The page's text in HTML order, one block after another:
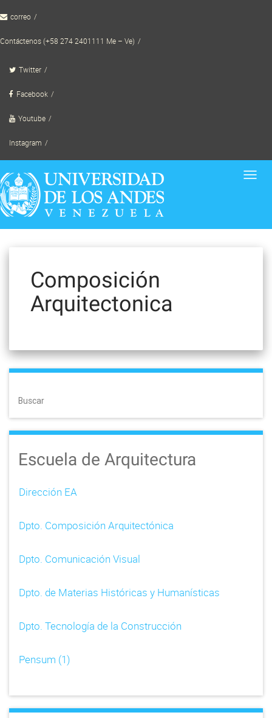
to correo
Contáctenos (+58 274 2401111 Me – Ve)
Twitter
Facebook
Youtube
Instagram
Composición
Arquitectonica
Buscar
Escuela de Arquitectura
Dirección EA
Dpto. Composición Arquitectónica
Dpto. Comunicación Visual
Dpto. de Materias Históricas y Humanísticas
Dpto. Tecnología de la Construcción
Pensum (1)